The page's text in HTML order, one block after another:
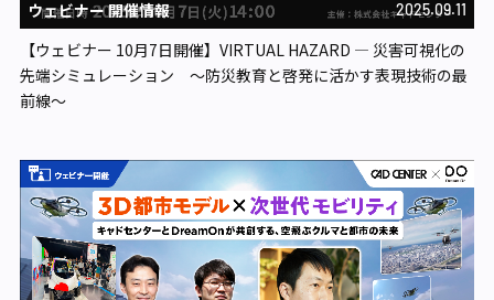
ウェビナー 開催情報 2025.09.11
【ウェビナー 10月7日開催】VIRTUAL HAZARD ― 災害可視化の
先端シミュレーション ～防災教育と啓発に活かす表現技術の最
前線～